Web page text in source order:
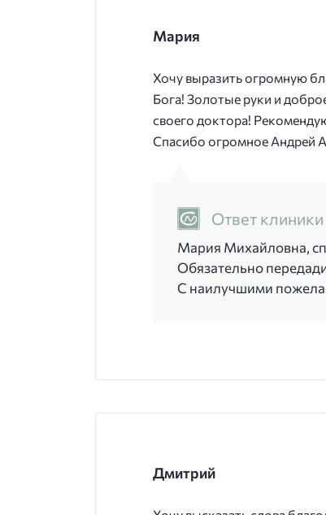
Мария
Хочу выразить огромную
Бога! Золотые руки и
своего доктора!
Спасибо огромное Андрей
Ответ клиники
Мария Михайловна,
Обязательно
С наилучшими
Дмитрий